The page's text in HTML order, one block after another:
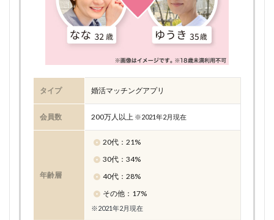
タイプ 婚活マッチングアプリ
会員数 200万人以上 ※2021年2月現在
年齢層
20代：21%
30代：34%
40代：28%
その他：17%
※2021年2月現在